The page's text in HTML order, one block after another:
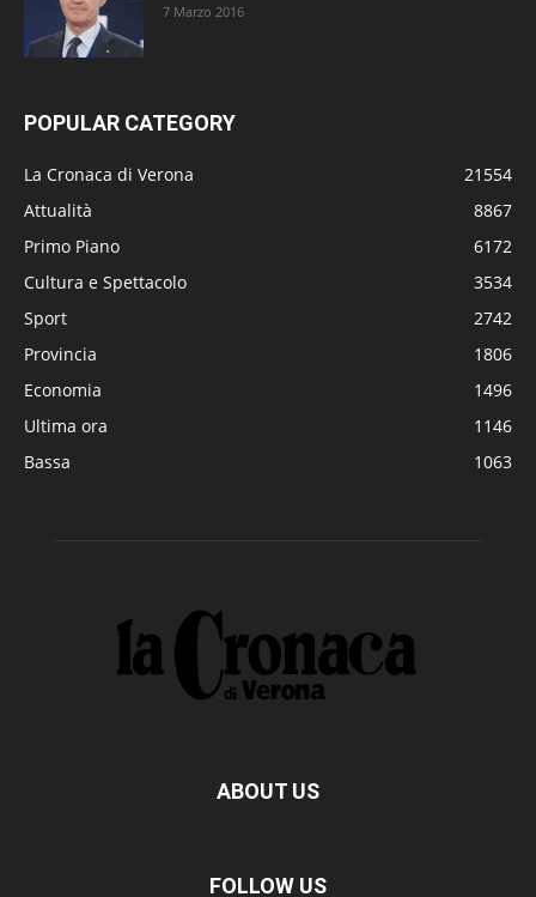
7 Marzo 2016
POPULAR CATEGORY
La Cronaca di Verona
21554
Attualità
8867
Primo Piano
6172
Cultura e Spettacolo
3534
Sport
2742
Provincia
1806
Economia
1496
Ultima ora
1146
Bassa
1063
ABOUT US
FOLLOW US